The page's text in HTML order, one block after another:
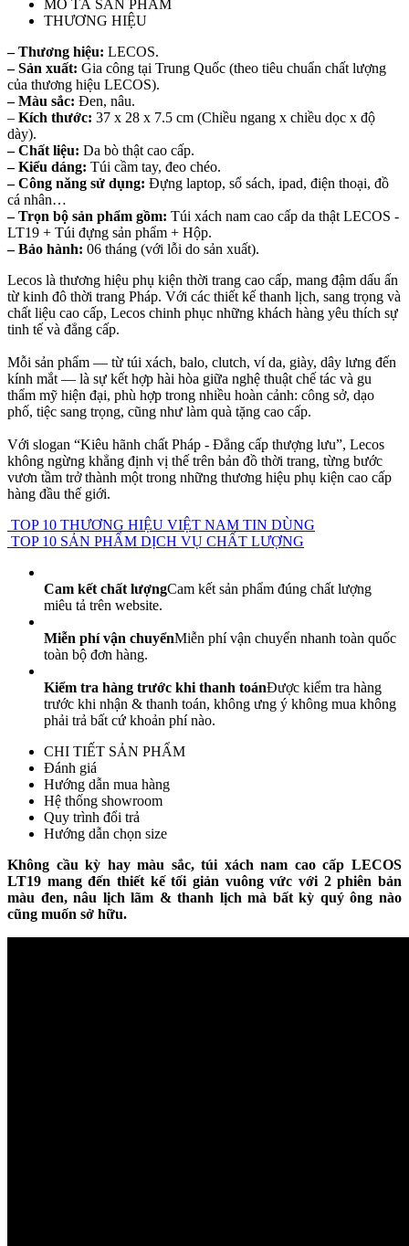
MÔ TẢ SẢN PHẨM
THƯƠNG HIỆU
– Thương hiệu: LECOS.
– Sản xuất: Gia công tại Trung Quốc (theo tiêu chuẩn chất lượng
của thương hiệu LECOS).
– Màu sắc: Đen, nâu.
– Kích thước: 37 x 28 x 7.5 cm (Chiều ngang x chiều dọc x độ
dày).
– Chất liệu: Da bò thật cao cấp.
– Kiểu dáng: Túi cầm tay, đeo chéo.
– Công năng sử dụng: Đựng laptop, sổ sách, ipad, điện thoại, đồ
cá nhân…
– Trọn bộ sản phẩm gồm: Túi xách nam cao cấp da thật LECOS -
LT19 + Túi đựng sản phẩm + Hộp.
– Bảo hành: 06 tháng (với lỗi do sản xuất).
Lecos là thương hiệu phụ kiện thời trang cao cấp, mang đậm dấu ấn
từ kinh đô thời trang Pháp. Với các thiết kế thanh lịch, sang trọng và
chất liệu cao cấp, Lecos chinh phục những khách hàng yêu thích sự
tinh tế và đẳng cấp.
Mỗi sản phẩm — từ túi xách, balo, clutch, ví da, giày, dây lưng đến
kính mắt — là sự kết hợp hài hòa giữa nghệ thuật chế tác và gu
thẩm mỹ hiện đại, phù hợp trong nhiều hoàn cảnh: công sở, dạo
phố, tiệc sang trọng, cũng như làm quà tặng cao cấp.
Với slogan “Kiêu hãnh chất Pháp - Đẳng cấp thượng lưu”, Lecos
không ngừng khẳng định vị thế trên bản đồ thời trang, từng bước
vươn tầm trở thành một trong những thương hiệu phụ kiện cao cấp
hàng đầu thế giới.
TOP 10 THƯƠNG HIỆU VIỆT NAM TIN DÙNG
TOP 10 SẢN PHẨM DỊCH VỤ CHẤT LƯỢNG
Cam kết chất lượngCam kết sản phẩm đúng chất lượng
miêu tả trên website.
Miễn phí vận chuyểnMiễn phí vận chuyển nhanh toàn quốc
toàn bộ đơn hàng.
Kiểm tra hàng trước khi thanh toánĐược kiểm tra hàng
trước khi nhận & thanh toán, không ưng ý không mua không
phải trả bất cứ khoản phí nào.
CHI TIẾT SẢN PHẨM
Đánh giá
Hướng dẫn mua hàng
Hệ thống showroom
Quy trình đổi trả
Hướng dẫn chọn size
Không cầu kỳ hay màu sắc, túi xách nam cao cấp LECOS
LT19 mang đến thiết kế tối giản vuông vức với 2 phiên bản
màu đen, nâu lịch lãm & thanh lịch mà bất kỳ quý ông nào
cũng muốn sở hữu.